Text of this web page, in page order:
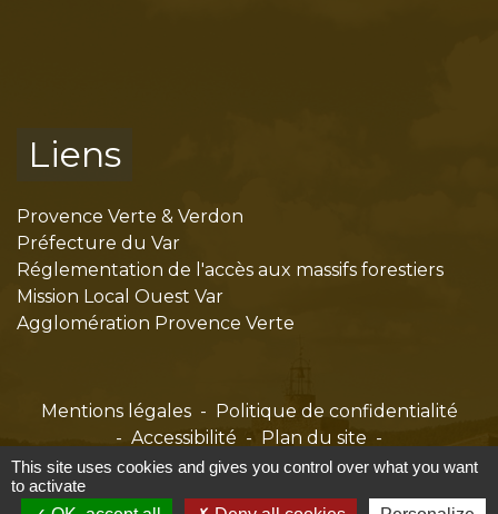
Liens
Provence Verte & Verdon
Préfecture du Var
Réglementation de l'accès aux massifs forestiers
Mission Local Ouest Var
Agglomération Provence Verte
Mentions légales - Politique de confidentialité
- Accessibilité - Plan du site -
Gestion des cookies
This site uses cookies and gives you control over what you want
to activate